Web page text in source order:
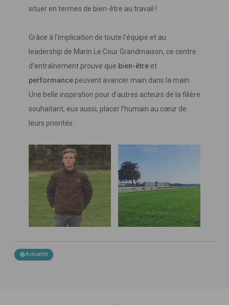
situer en termes de bien-être au travail !
Grâce à l’implication de toute l’équipe et au
leadership de Marin Le Cour Grandmaison, ce centre
d’entraînement prouve que bien-être et
performance peuvent avancer main dans la main.
Une belle inspiration pour d’autres acteurs de la filière
souhaitant, eux aussi, placer l’humain au cœur de
leurs priorités.
Actualité